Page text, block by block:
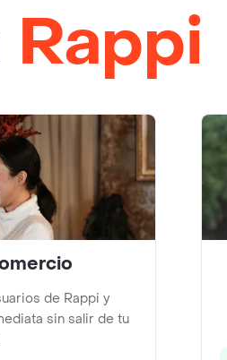
Rappi
de Rappi y
sin salir de tu